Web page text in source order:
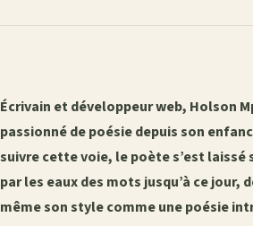
‎Écrivain et développeur web, Holson
passionné de poésie depuis son
suivre cette voie, le poète s’est laissé
par les eaux des mots jusqu’à ce jour,
même son style comme une poésie